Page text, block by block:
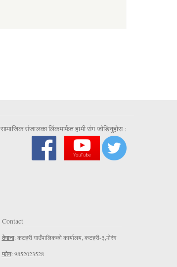
सामाजिक संजालका लिंकमार्फत हामी संग जोडिनुहोस :
Contact
ठेगाना: कटहरी गाउँपालिकको कार्यालय, कटहरी-३,मोरंग
फोन: 9852023528